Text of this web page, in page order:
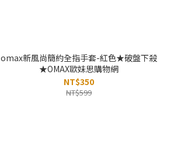
omax新風尚簡約全指手套-紅色★破盤下殺
★OMAX歐妹思購物網
NT$350
NT$599